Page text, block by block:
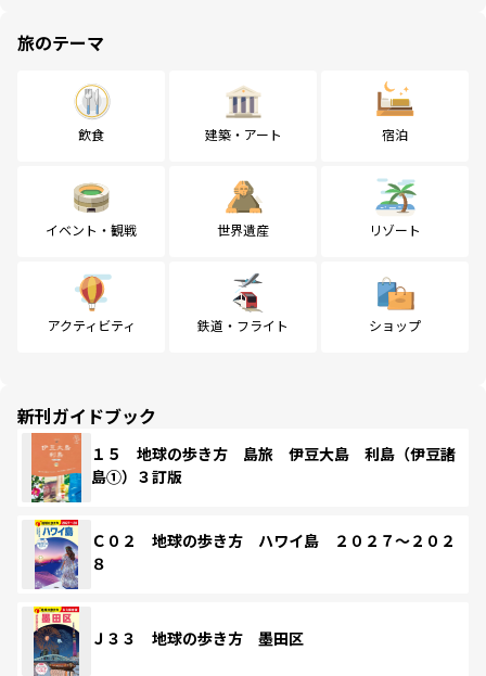
旅のテーマ
飲食 建築・アート 宿泊
イベント・観戦 世界遺産 リゾート
アクティビティ 鉄道・フライト ショップ
新刊ガイドブック
１５ 地球の歩き方 島旅 伊豆大島 利島（伊豆諸
島①）３訂版
Ｃ０２ 地球の歩き方 ハワイ島 ２０２７～２０２
８
Ｊ３３ 地球の歩き方 墨田区